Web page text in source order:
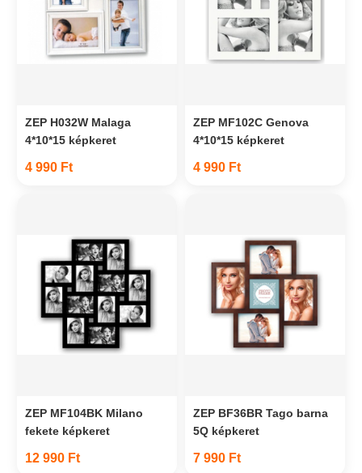
ZEP H032W Malaga
4*10*15 képkeret
4 990 Ft
ZEP MF102C Genova
4*10*15 képkeret
4 990 Ft
ZEP MF104BK Milano
fekete képkeret
12 990 Ft
ZEP BF36BR Tago barna
5Q képkeret
7 990 Ft